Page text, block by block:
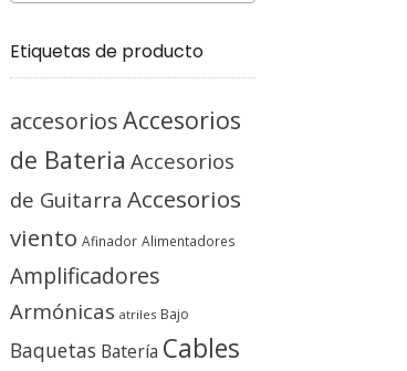
Etiquetas de producto
accesoriosAccesorios
de Bateria Accesorios
de Guitarra Accesorios
viento Afinador Alimentadores
Amplificadores
Armónicas atriles Bajo
Baquetas Batería Cables